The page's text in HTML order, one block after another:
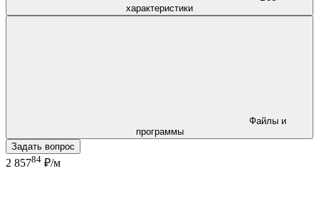
характеристики
программы
Задать вопрос
2 85784 ₽/м